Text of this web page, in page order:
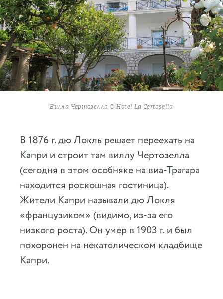
Вилла Чертозелла © Hotel La Certosella
В 1876 г. дю Локль решает переехать на
Капри и строит там виллу Чертозелла
(сегодня в этом особняке на виа-Трагара
находится роскошная гостиница).
Жители Капри называли дю Локля
«французиком» (видимо, из-за его
низкого роста). Он умер в 1903 г. и был
похоронен на некатолическом кладбище
Капри.